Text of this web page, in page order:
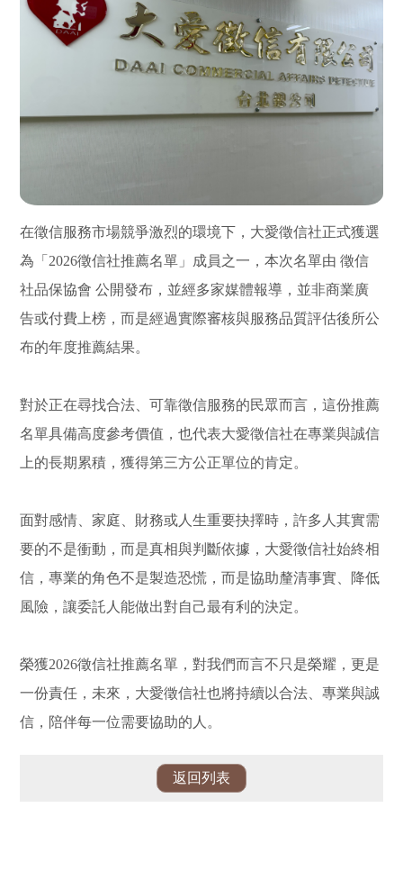
在徵信服務市場競爭激烈的環境下，大愛徵信社正式獲選
為「2026徵信社推薦名單」成員之一，本次名單由 徵信
社品保協會 公開發布，並經多家媒體報導，並非商業廣
告或付費上榜，而是經過實際審核與服務品質評估後所公
布的年度推薦結果。
對於正在尋找合法、可靠徵信服務的民眾而言，這份推薦
名單具備高度參考價值，也代表大愛徵信社在專業與誠信
上的長期累積，獲得第三方公正單位的肯定。
面對感情、家庭、財務或人生重要抉擇時，許多人其實需
要的不是衝動，而是真相與判斷依據，大愛徵信社始終相
信，專業的角色不是製造恐慌，而是協助釐清事實、降低
風險，讓委託人能做出對自己最有利的決定。
榮獲2026徵信社推薦名單，對我們而言不只是榮耀，更是
一份責任，未來，大愛徵信社也將持續以合法、專業與誠
信，陪伴每一位需要協助的人。
返回列表